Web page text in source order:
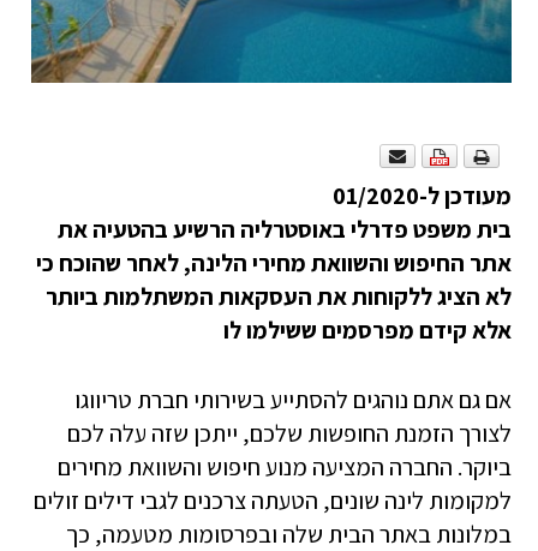
מעודכן ל-01/2020
בית משפט פדרלי באוסטרליה הרשיע בהטעיה את
אתר החיפוש והשוואת מחירי הלינה, לאחר שהוכח כי
לא הציג ללקוחות את העסקאות המשתלמות ביותר
אלא קידם מפרסמים ששילמו לו
אם גם אתם נוהגים להסתייע בשירותי חברת טריווגו
לצורך הזמנת החופשות שלכם, ייתכן שזה עלה לכם
ביוקר. החברה המציעה מנוע חיפוש והשוואת מחירים
למקומות לינה שונים, הטעתה צרכנים לגבי דילים זולים
במלונות באתר הבית שלה ובפרסומות מטעמה, כך